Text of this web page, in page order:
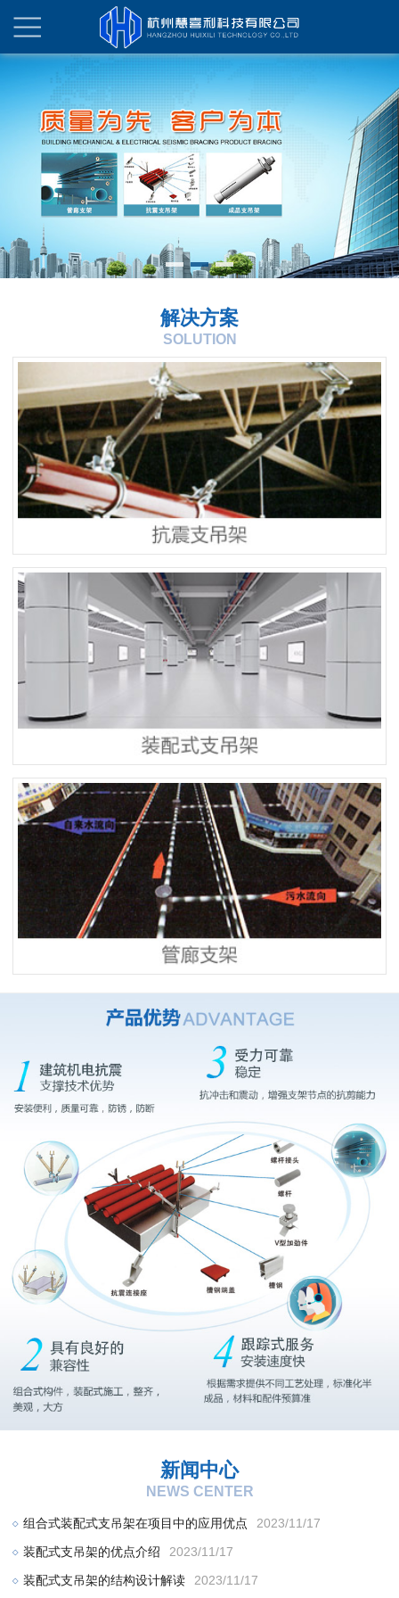
解决方案
SOLUTION
新闻中心
NEWS CENTER
组合式装配式支吊架在项目中的应用优点
2023/11/17
装配式支吊架的优点介绍
2023/11/17
装配式支吊架的结构设计解读
2023/11/17